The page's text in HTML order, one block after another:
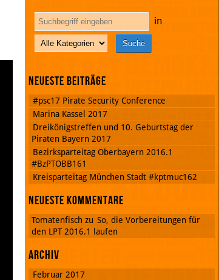
in
Neueste Beiträge
#psc17 Pirate Security Conference
Marina Kassel 2017
Dreikönigstreffen und 10. Geburtstag der
Piraten Bayern 2017
Bezirksparteitag Oberbayern 2016.1
#BzPTOBB161
Kreisparteitag München Stadt #kptmuc162
Neueste Kommentare
Tomatenfisch zu So, die Vorbereitungen für
den LPT 2016.1 laufen
Archiv
Februar 2017